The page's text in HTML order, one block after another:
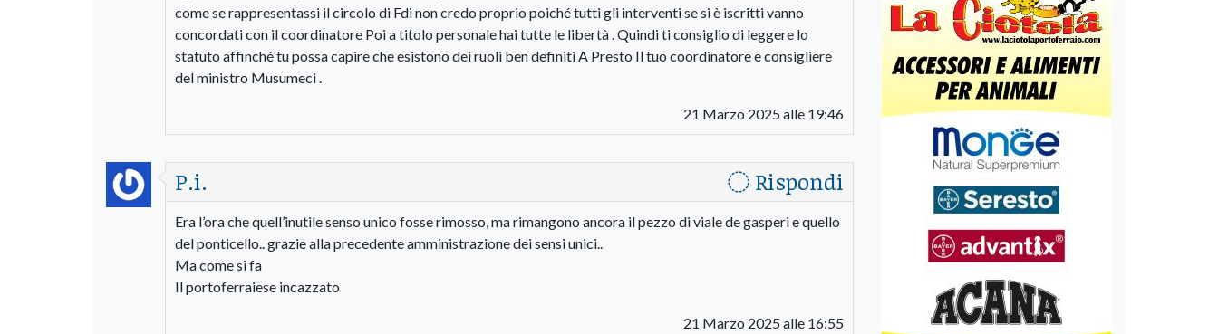
come se rappresentassi il circolo di Fdi non credo proprio poiché tutti gli interventi se si è iscritti vanno
concordati con il coordinatore Poi a titolo personale hai tutte le libertà . Quindi ti consiglio di leggere lo
statuto affinché tu possa capire che esistono dei ruoli ben definiti A Presto Il tuo coordinatore e consigliere
del ministro Musumeci .
21 Marzo 2025 alle 19:46
P.i. Rispondi
Era l’ora che quell’inutile senso unico fosse rimosso, ma rimangono ancora il pezzo di viale de gasperi e quello
del ponticello.. grazie alla precedente amministrazione dei sensi unici..
Ma come si fa
Il portoferraiese incazzato
21 Marzo 2025 alle 16:55